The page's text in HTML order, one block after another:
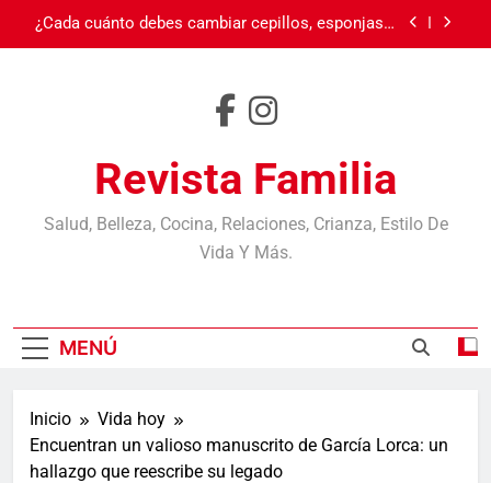
¿Cada cuánto debes cambiar cepillos, esponjas y
Carnaval en Ecuador
Día de la Madre
¿Cada cuánto debes cambiar cepillos, esponjas y
otros objetos? Casi nadie los reemplaza cuando
Burnout: cuando el cansancio va más allá del
Revista Familia
Salud, Belleza, Cocina, Relaciones, Crianza, Estilo De
Vida Y Más.
MENÚ
Inicio
Vida hoy
Encuentran un valioso manuscrito de García Lorca: un
hallazgo que reescribe su legado